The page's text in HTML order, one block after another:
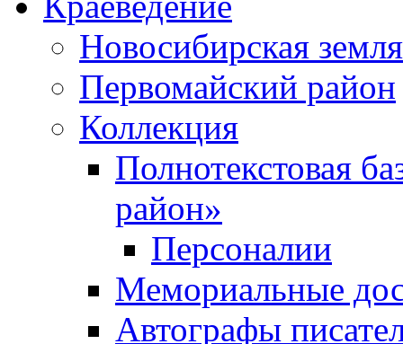
Новосибирская земля
Первомайский район
Коллекция
Полнотекстовая
район»
Персоналии
Мемориальные
Автографы